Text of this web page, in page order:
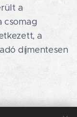
a
csomag
a
díjmentesen